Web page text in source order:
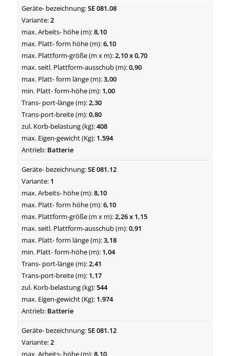
SE 081.08
2
8,10
6,10
2,10 x 0,70
0,90
3,00
1,00
2,30
0,80
408
1.594
Batterie
SE 081.12
1
8,10
6,10
2,26 x 1,15
0,91
3,18
1,04
2,41
1,17
544
1.974
Batterie
SE 081.12
2